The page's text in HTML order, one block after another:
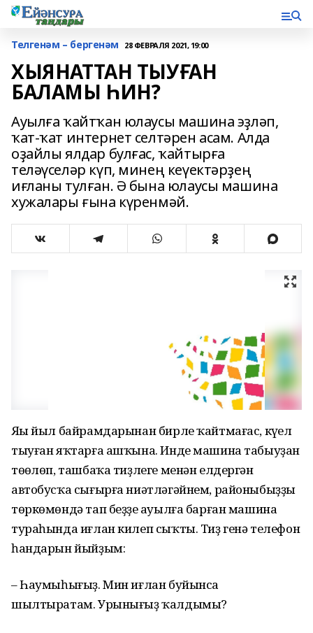
Телгенәм – бергенәм 28 ФЕВРАЛЯ 2021, 19:00
ХЫЯНАТТАН ТЫУҒАН
БАЛАМЫ ҺИН?
Ауылға ҡайтҡан юлаусы машина эҙләп,
ҡат-ҡат интернет селтәрен асам. Алда
оҙайлы ялдар булғас, ҡайтырға
теләүселәр күп, минең кеүектәрҙең
иғланы тулған. Ә бына юлаусы машина
хужалары ғына күренмәй.
Яңы йыл байрамдарынан бирле ҡайтмағас, күңел
тыуған яҡтарға ашҡына. Инде машина табыуҙан
төңөлөп, ташбаҡа тиҙлеге менән елдергән
автобусҡа сығырға ниәтләгәйнем, районыбыҙҙың
төркөмөндә тап беҙҙең ауылға барған машина
тураһында иғлан килеп сыҡты. Тиҙ генә телефон
һандарын йыйҙым:
– Һаумыһығыҙ. Мин иғлан буйынса
шылтыратам. Урынығыҙ ҡалдымы?